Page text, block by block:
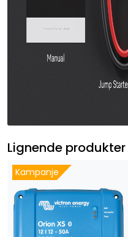
Lignende produkter
Kampanje